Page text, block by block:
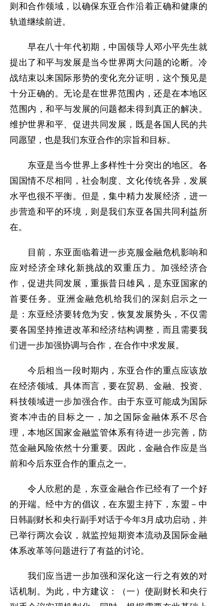
则和合作领域，以确保东亚合作沿着正确和健康的
轨道继续前进。
早在八十年代初期，中国领导人邓小平先生就
提出了和平与发展是当今世界两大问题的论断。冷
战结束以来国际形势的变化充分证明，这个预见是
十分正确的。无论是在世界范围内，还是在本地区
范围内，和平与发展的问题都未得到真正的解决。
维护世界和平、促进共同发展，既是各国人民的共
同愿望，也是我们东亚合作的宗旨和目标。
东亚是当今世界上多样性十分突出的地区。各
国国情不尽相同，社会制度、文化传统各异，发展
水平也很不平衡。但是，集中精力发展经济，进一
步营造和平的环境，则是我们东亚各国共同利益所
在。
目前，东亚面临着进一步克服金融危机影响和
应对经济全球化新挑战的双重压力。加强经济合
作，促进共同发展，重振昔日雄风，是东亚国家的
首要任务。亚洲金融危机给我们的深刻启示之一
是：东亚经济要转危为安，恢复发展势头，不仅需
要各国坚持推进改革和经济结构调整，而且需要我
们进一步加强协调与合作，在合作中求发展。
今后相当一段时期内，东亚合作的重点应该放
在经济领域。具体而言，要在贸易、金融、投资、
科技领域进一步加强合作。由于东亚可能成为国际
资本冲击的目标之一，加之国际金融体系不尽合
理，本地区国家金融监管体系有待进一步完善，防
范金融风险依然十分重要。因此，金融合作应是当
前和今后东亚合作的重点之一。
令人欣慰的是，东亚金融合作已经有了一个好
的开端。经中方的倡议，在东盟主持下，东盟－中
日韩副财长和央行副手对话于今年3月成功启动，并
已举行两次会议，就监控短期资本流动及国际金融
体系改革等问题进行了有益的讨论。
我们应当进一步加强和深化这一行之有效的对
话机制。为此，中方建议：（一）使副财长和央行